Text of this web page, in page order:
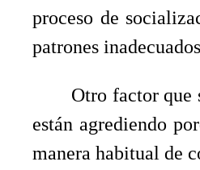
proceso de
patrones
Otro factor que
están agrediendo
manera habitual de